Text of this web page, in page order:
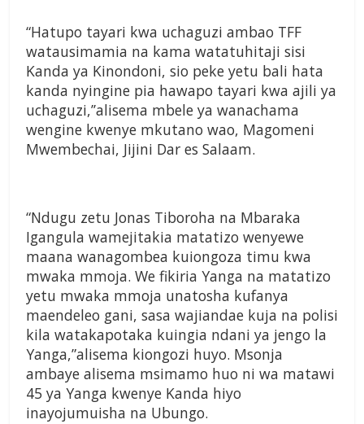
“Hatupo tayari kwa uchaguzi ambao TFF
watausimamia na kama watatuhitaji sisi
Kanda ya Kinondoni, sio peke yetu bali hata
kanda nyingine pia hawapo tayari kwa ajili ya
uchaguzi,’’alisema mbele ya wanachama
wengine kwenye mkutano wao, Magomeni
Mwembechai, Jijini Dar es Salaam.
“Ndugu zetu Jonas Tiboroha na Mbaraka
Igangula wamejitakia matatizo wenyewe
maana wanagombea kuiongoza timu kwa
mwaka mmoja. We fikiria Yanga na matatizo
yetu mwaka mmoja unatosha kufanya
maendeleo gani, sasa wajiandae kuja na polisi
kila watakapotaka kuingia ndani ya jengo la
Yanga,”alisema kiongozi huyo. Msonja
ambaye alisema msimamo huo ni wa matawi
45 ya Yanga kwenye Kanda hiyo
inayojumuisha na Ubungo.